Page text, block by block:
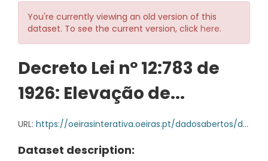
You're currently viewing an old version of this
dataset. To see the current version, click here.
Decreto Lei nº 12:783 de
1926: Elevação de...
URL: https://oeirasinterativa.oeiras.pt/dadosabertos/dataset/7aeb24ae-388d-4ad0-8c60-004a1f352d2c/resource/2c532fbf-3a36-4c4a-9cb3-d60f39daa61e/download/19261207_decreto_lei_12783_1926_elevacao_paco_arcos_vila.pdf
Dataset description: